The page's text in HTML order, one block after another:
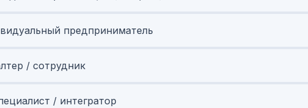
предприниматель
/ сотрудник
/ интегратор